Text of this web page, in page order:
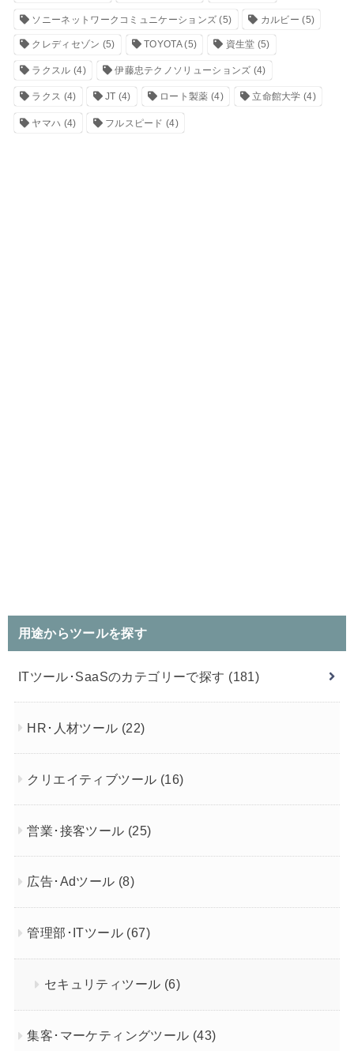
ソニーネットワークコミュニケーションズ (5) カルビー (5)
クレディセゾン (5) TOYOTA(5) 資生堂 (5)
ラクスル (4) 伊藤忠テクノソリューションズ (4)
ラクス (4) JT (4) ロート製薬 (4) 立命館大学 (4)
ヤマハ (4) フルスピード (4)
用途からツールを探す
ITツール･SaaSのカテゴリーで探す (181)
HR･人材ツール (22)
クリエイティブツール (16)
営業･接客ツール (25)
広告･Adツール (8)
管理部･ITツール (67)
セキュリティツール (6)
集客･マーケティングツール (43)